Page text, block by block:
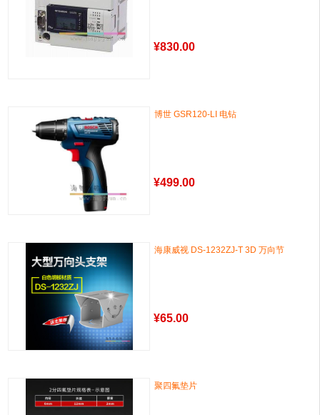
¥830.00
博世 GSR120-LI 电钻
¥499.00
海康威视 DS-1232ZJ-T 3D 万向节
¥65.00
聚四氟垫片